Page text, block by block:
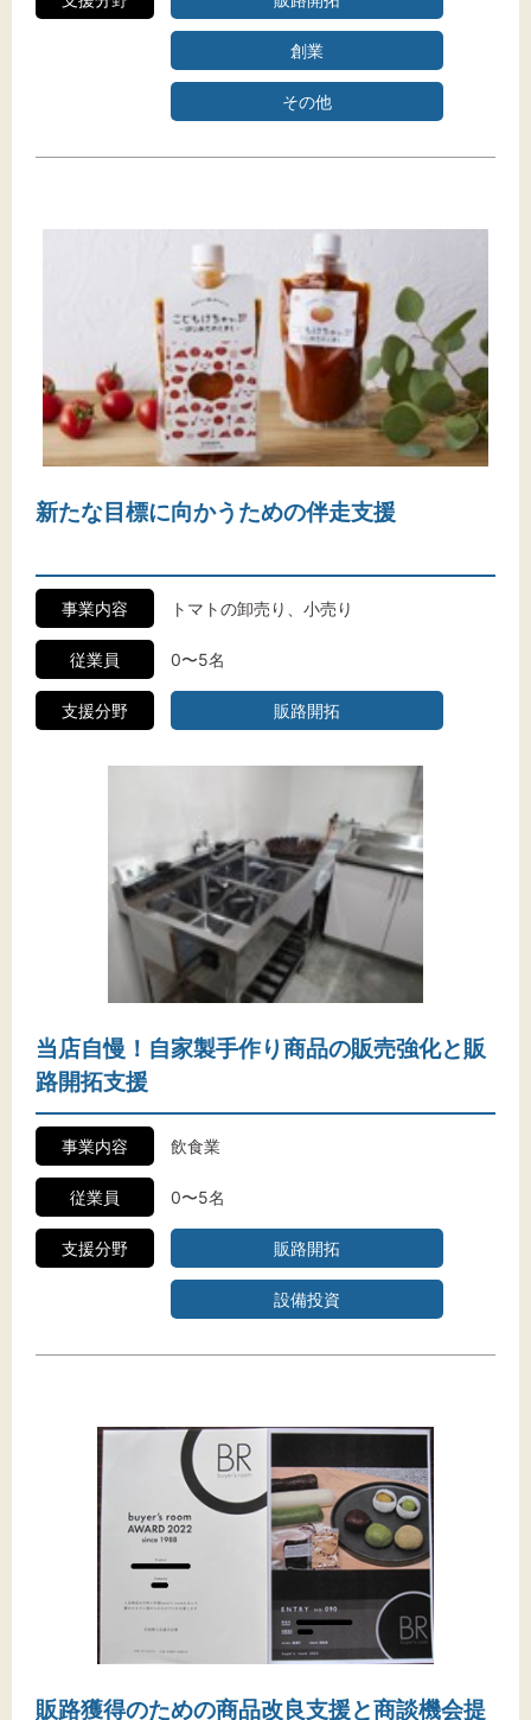
創業
その他
新たな目標に向かうための伴走支援
事業内容 トマトの卸売り、小売り
従業員 0〜5名
支援分野 販路開拓
当店自慢！自家製手作り商品の販売強化と販
路開拓支援
事業内容 飲食業
従業員 0〜5名
支援分野 販路開拓
設備投資
販路獲得のための商品改良支援と商談機会提